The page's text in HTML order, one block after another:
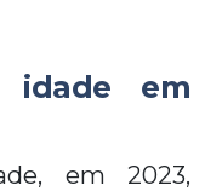
idade em
em 2023,